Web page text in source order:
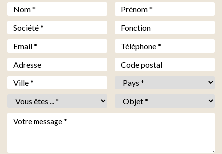
Nom * * Prénom **
Société **
Fonction
Email ** Téléphone **
Adresse
Code postal
Ville ** Pays * *
Vous êtes *
Objet **
Votre message *